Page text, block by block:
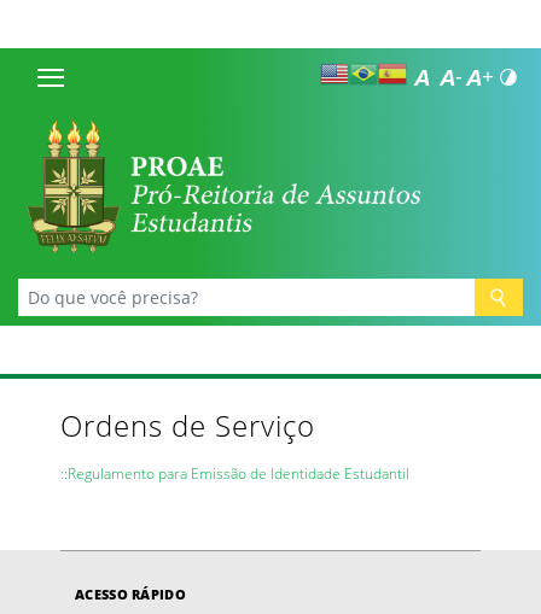
Ordens de Serviço
::Regulamento para Emissão de Identidade Estudantil
ACESSO RÁPIDO